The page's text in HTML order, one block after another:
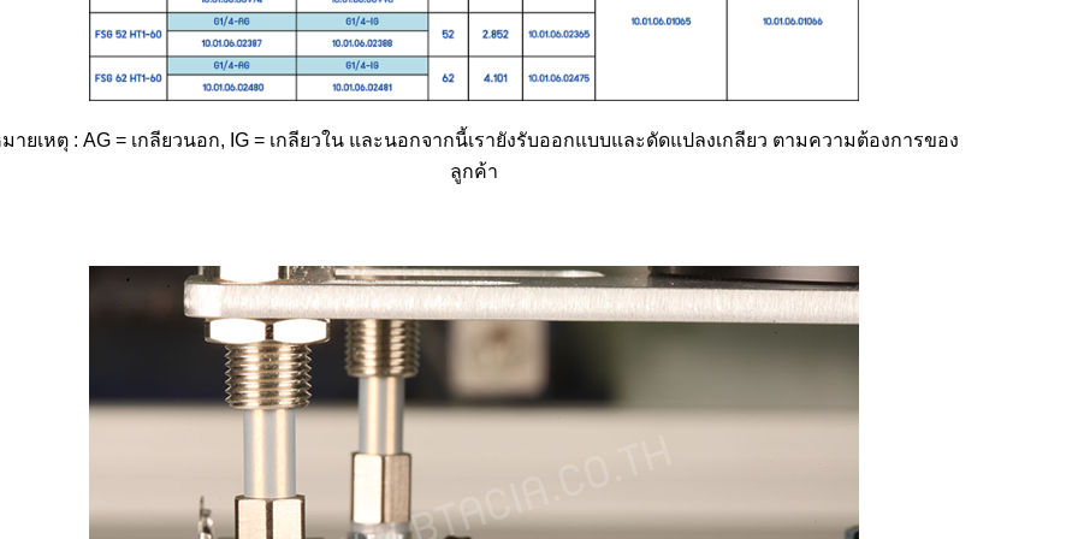
ายเหตุ : AG = เกลียวนอก, IG = เกลียวใน และนอกจากนี้เรายังรับออกแบบและดัดแปลงเกลียว ตามความต้องการของ
ลูกค้า